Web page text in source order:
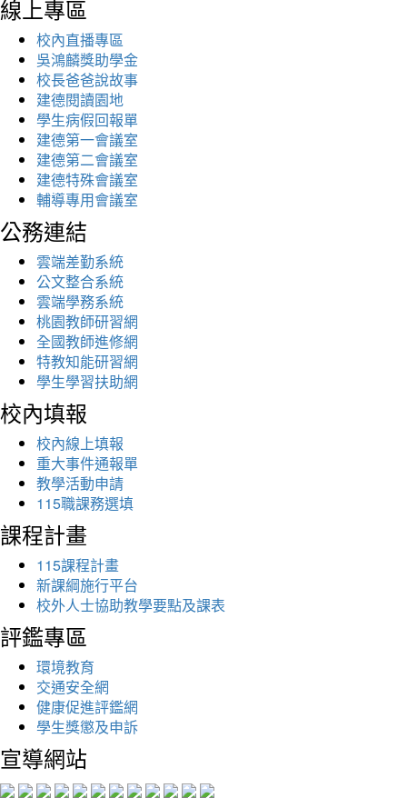
線上專區
校內直播專區
吳鴻麟獎助學金
校長爸爸說故事
建德閱讀園地
學生病假回報單
建德第一會議室
建德第二會議室
建德特殊會議室
輔導專用會議室
公務連結
雲端差勤系統
公文整合系統
雲端學務系統
桃園教師研習網
全國教師進修網
特教知能研習網
學生學習扶助網
校內填報
校內線上填報
重大事件通報單
教學活動申請
115職課務選填
課程計畫
115課程計畫
新課綱施行平台
校外人士協助教學要點及課表
評鑑專區
環境教育
交通安全網
健康促進評鑑網
學生獎懲及申訴
宣導網站